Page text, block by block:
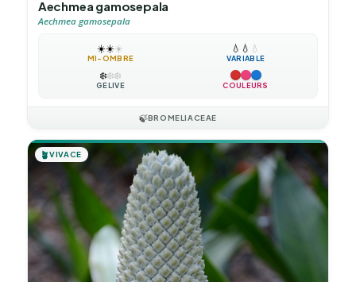
Aechmea gamosepala
Aechmea gamosepala
☀️☀️☀️
MI-OMBRE
💧 💧 💧
VARIABLE
❄️❄️❄️
GÉLIVE COULEURS
🍃BROMELIACEAE
🪴VIVACE